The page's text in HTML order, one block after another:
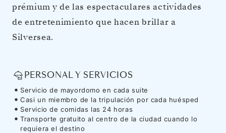
prémium y de las espectaculares actividades
de entretenimiento que hacen brillar a
Silversea.
PERSONAL Y SERVICIOS
Servicio de mayordomo en cada suite
Casi un miembro de la tripulación por cada huésped
Servicio de comidas las 24 horas
Transporte gratuito al centro de la ciudad cuando lo
requiera el destino